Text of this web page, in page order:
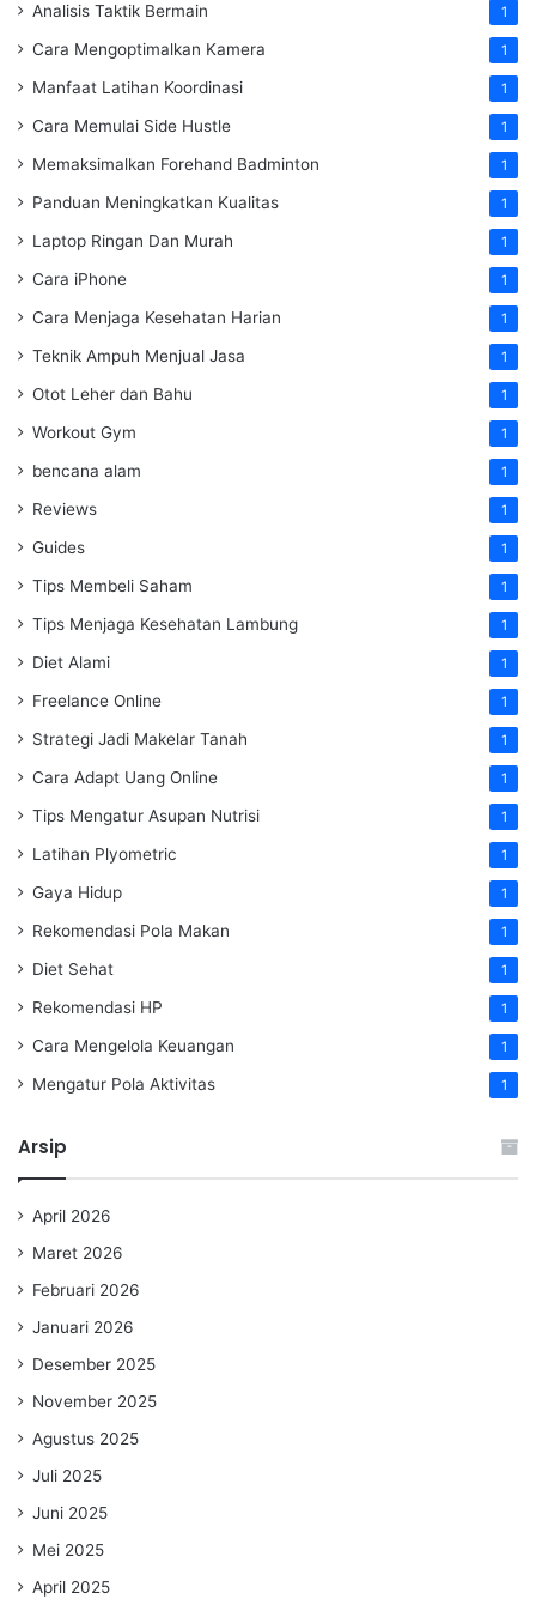
Analisis Taktik Bermain 1
Cara Mengoptimalkan Kamera 1
Manfaat Latihan Koordinasi 1
Cara Memulai Side Hustle 1
Memaksimalkan Forehand Badminton 1
Panduan Meningkatkan Kualitas 1
Laptop Ringan Dan Murah 1
Cara iPhone 1
Cara Menjaga Kesehatan Harian 1
Teknik Ampuh Menjual Jasa 1
Otot Leher dan Bahu 1
Workout Gym 1
bencana alam 1
Reviews 1
Guides 1
Tips Membeli Saham 1
Tips Menjaga Kesehatan Lambung 1
Diet Alami 1
Freelance Online 1
Strategi Jadi Makelar Tanah 1
Cara Adapt Uang Online 1
Tips Mengatur Asupan Nutrisi 1
Latihan Plyometric 1
Gaya Hidup 1
Rekomendasi Pola Makan 1
Diet Sehat 1
Rekomendasi HP 1
Cara Mengelola Keuangan 1
Mengatur Pola Aktivitas 1
Arsip
April 2026
Maret 2026
Februari 2026
Januari 2026
Desember 2025
November 2025
Agustus 2025
Juli 2025
Juni 2025
Mei 2025
April 2025